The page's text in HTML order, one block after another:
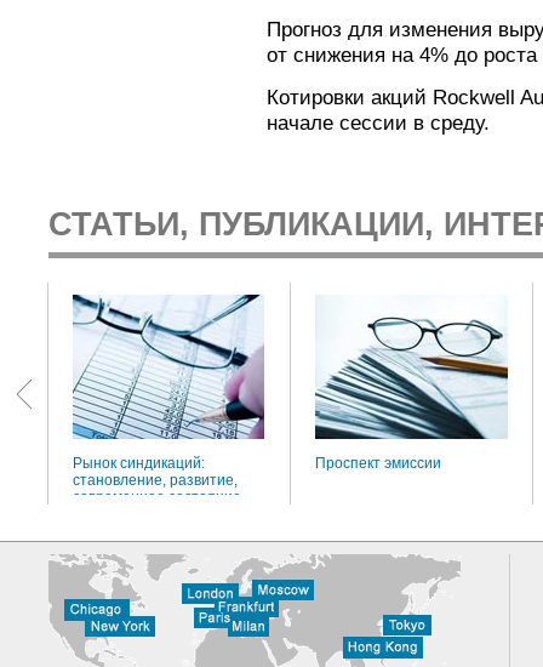
Прогноз для изменения
от снижения на 4% до роста
Котировки акций Rockwell
начале сессии в среду.
СТАТЬИ, ПУБЛИКАЦИИ,
Рынок синдикаций:
становление, развитие,
современное состояние
Проспект эмиссии